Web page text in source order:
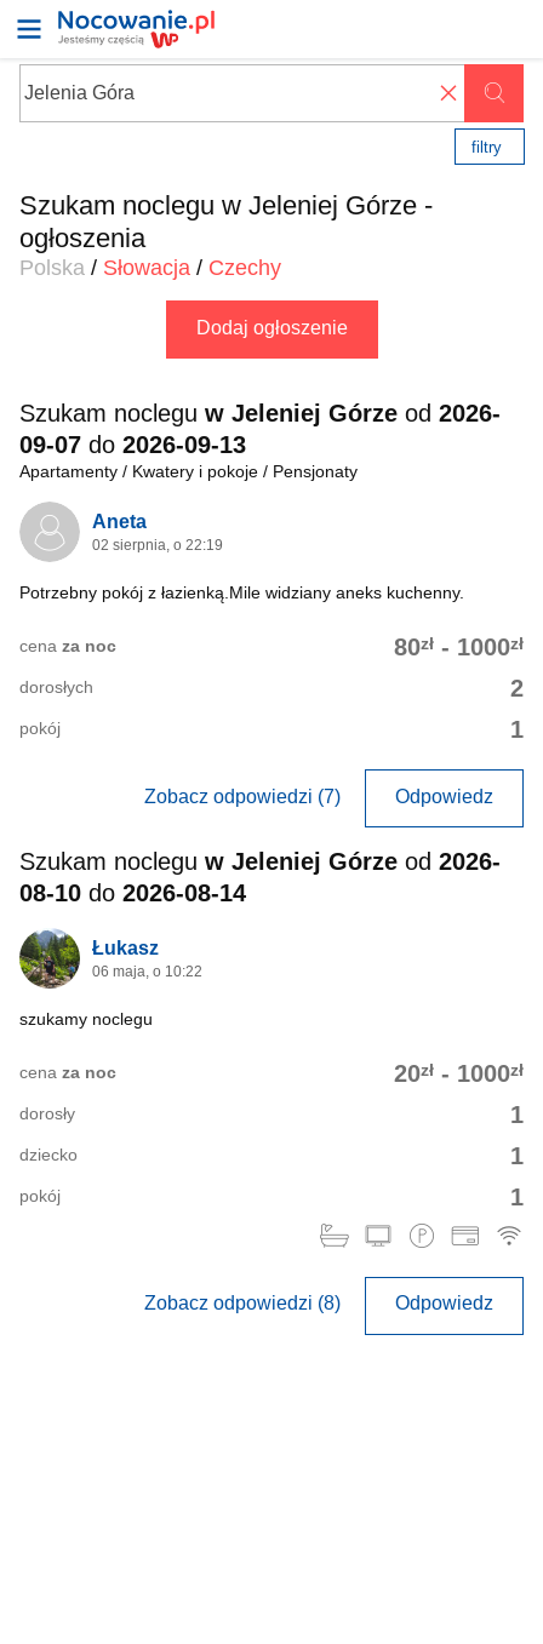
✖
filtry
Szukam noclegu w Jeleniej Górze -
ogłoszenia
Polska / Słowacja / Czechy
Dodaj ogłoszenie
Szukam noclegu w Jeleniej Górze od 2026-
09-07 do 2026-09-13
Apartamenty / Kwatery i pokoje / Pensjonaty
Aneta
02 sierpnia, o 22:19
Potrzebny pokój z łazienką.Mile widziany aneks kuchenny.
80zł - 1000zł
cena za noc
2
dorosłych
1
pokój
Zobacz odpowiedzi (7) Odpowiedz
Szukam noclegu w Jeleniej Górze od 2026-
08-10 do 2026-08-14
Łukasz
06 maja, o 10:22
szukamy noclegu
20zł - 1000zł
cena za noc
1
dorosły
1
dziecko
1
pokój
Zobacz odpowiedzi (8) Odpowiedz